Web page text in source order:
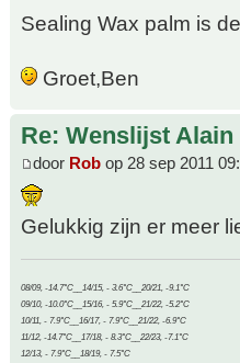
Sealing Wax palm is
Groet,Ben
Re: Wenslijst Alain
door Rob op 28 sep 2011
Gelukkig zijn er meer
08/09, -14.7°C__14/15, - 3.6°C__20/21, -9.1°C
09/10, -10.0°C__15/16, - 5.9°C__21/22, -5.2°C
10/11, - 7.9°C__16/17, - 7.9°C__21/22, -6.9°C
11/12, -14.7°C__17/18, - 8.3°C__22/23, -7.1°C
12/13, - 7.9°C__18/19, - 7.5°C